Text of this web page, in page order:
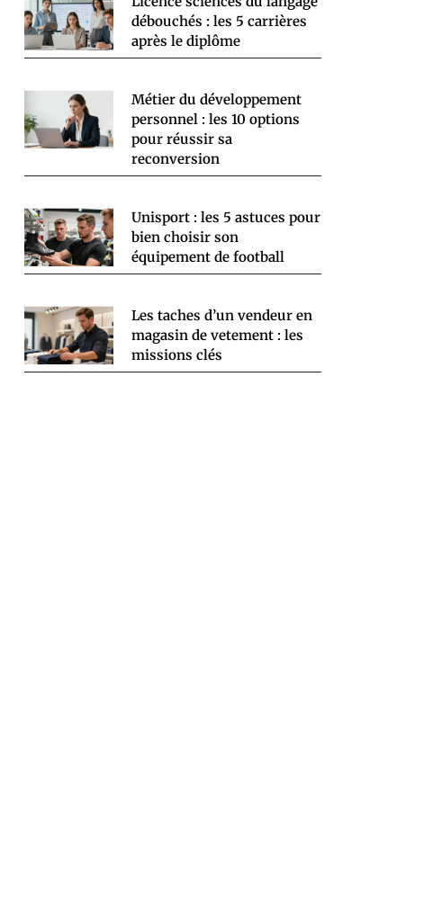
débouchés : les 5 carrières
après le diplôme
Métier du développement
personnel : les 10 options
pour réussir sa
reconversion
Unisport : les 5 astuces pour
bien choisir son
équipement de football
Les taches d’un vendeur en
magasin de vetement : les
missions clés